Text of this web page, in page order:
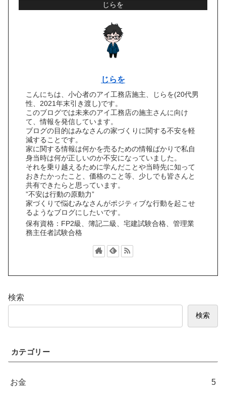
じらを
じらを
こんにちは、小心者のアイ工務店施主、じらを(20代男
性、2021年末引き渡し)です。
このブログでは未来のアイ工務店の施主さんに向け
て、情報を発信しています。
ブログの目的はみなさんの家づくりに関する不安を軽
減することです。
家に関する情報は何かを売るための情報ばかりで私自
身当時は何が正しいのか不安になっていました。
それを乗り越えるために学んだことや当時先に知って
おきたかったこと、価格のこと等、少しでも皆さんと
共有できたらと思っています。
”不安は行動の原動力”
家づくりで悩むみなさんがポジティブな行動を起こせ
るようなブログにしたいです。
保有資格：FP2級、簿記二級、宅建試験合格、管理業
務主任者試験合格
検索
検索
カテゴリー
お金 5